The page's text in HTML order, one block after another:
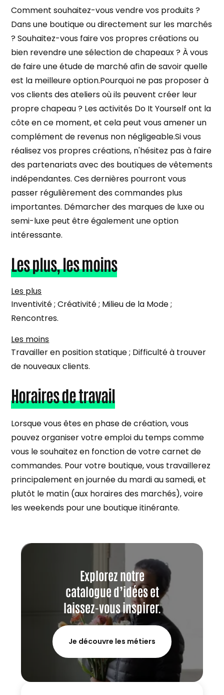
Comment souhaitez-vous vendre vos produits ?
Dans une boutique ou directement sur les marchés
? Souhaitez-vous faire vos propres créations ou
bien revendre une sélection de chapeaux ? À vous
de faire une étude de marché afin de savoir quelle
est la meilleure option.Pourquoi ne pas proposer à
vos clients des ateliers où ils peuvent créer leur
propre chapeau ? Les activités Do It Yourself ont la
côte en ce moment, et cela peut vous amener un
complément de revenus non négligeable.Si vous
réalisez vos propres créations, n'hésitez pas à faire
des partenariats avec des boutiques de vêtements
indépendantes. Ces dernières pourront vous
passer régulièrement des commandes plus
importantes. Démarcher des marques de luxe ou
semi-luxe peut être également une option
intéressante.
Les plus, les moins
Les plus
Inventivité ; Créativité ; Milieu de la Mode ;
Rencontres.
Les moins
Travailler en position statique ; Difficulté à trouver
de nouveaux clients.
Horaires de travail
Lorsque vous êtes en phase de création, vous
pouvez organiser votre emploi du temps comme
vous le souhaitez en fonction de votre carnet de
commandes. Pour votre boutique, vous travaillerez
principalement en journée du mardi au samedi, et
plutôt le matin (aux horaires des marchés), voire
les weekends pour une boutique itinérante.
Explorez notre
catalogue d’idées et
laissez-vous inspirer.
Je découvre les métiers